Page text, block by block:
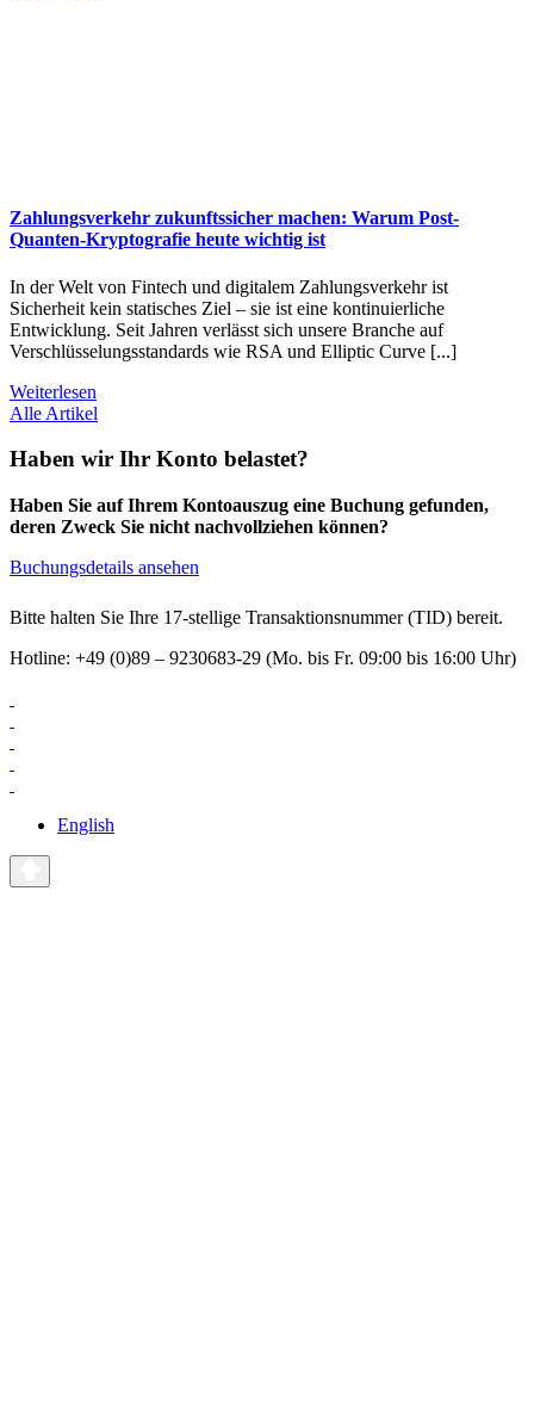
Zahlungsverkehr zukunftssicher machen: Warum Post-
Quanten-Kryptografie heute wichtig ist
In der Welt von Fintech und digitalem Zahlungsverkehr ist
Sicherheit kein statisches Ziel – sie ist eine kontinuierliche
Entwicklung. Seit Jahren verlässt sich unsere Branche auf
Verschlüsselungsstandards wie RSA und Elliptic Curve [...]
Weiterlesen
Alle Artikel
Haben wir Ihr Konto belastet?
Haben Sie auf Ihrem Kontoauszug eine Buchung gefunden,
deren Zweck Sie nicht nachvollziehen können?
Buchungsdetails ansehen
Bitte halten Sie Ihre 17-stellige Transaktionsnummer (TID) bereit.
Hotline: +49 (0)89 – 9230683-29 (Mo. bis Fr. 09:00 bis 16:00 Uhr)
English